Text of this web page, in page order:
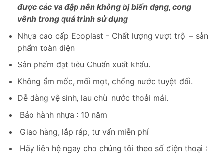
được các va đập nên không bị biến dạng, cong
vênh trong quá trình sử dụng
Nhựa cao cấp Ecoplast – Chất lượng vượt trội – sản
phẩm toàn diện
Sản phẩm đạt tiêu Chuẩn xuất khẩu.
Không ẩm mốc, mối mọt, chống nước tuyệt đối.
Dễ dàng vệ sinh, lau chùi nước thoải mái.
Bảo hành nhựa : 10 năm
Giao hàng, lắp ráp, tư vấn miễn phí
Hãy liên hệ ngay cho chúng tôi theo số điện thoại :